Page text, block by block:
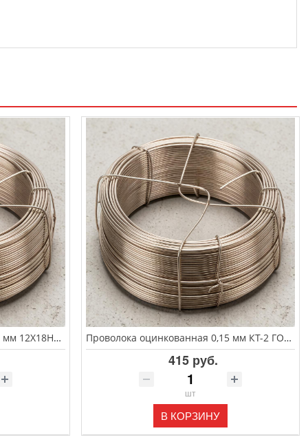
Проволока оцинкованная 0,15 мм 12Х18Н9 ГОСТ 14918-80 Проволока оцинкованная 0,15 мм КТ-2 ГОСТ 14918-80
415 руб.
шт
В КОРЗИНУ